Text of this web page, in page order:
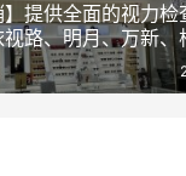
提供全面的视力检
路、明月、万新、